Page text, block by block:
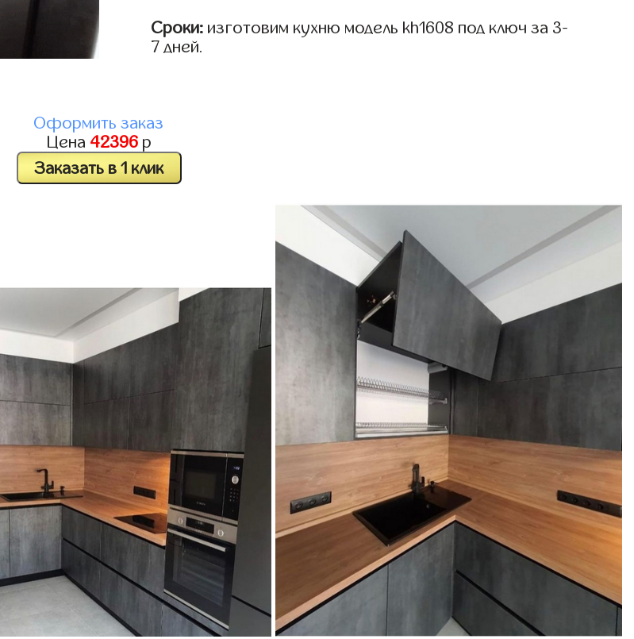
Сроки: изготовим кухню модель kh1608 под ключ за 3-
7 дней.
Оформить заказ
Цена 42396р
Заказать в 1 клик